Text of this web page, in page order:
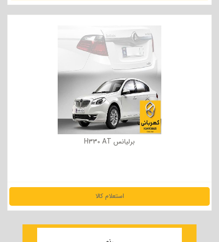
مشاهده جزئیات
برلیانس H330 AT
استعلام کالا